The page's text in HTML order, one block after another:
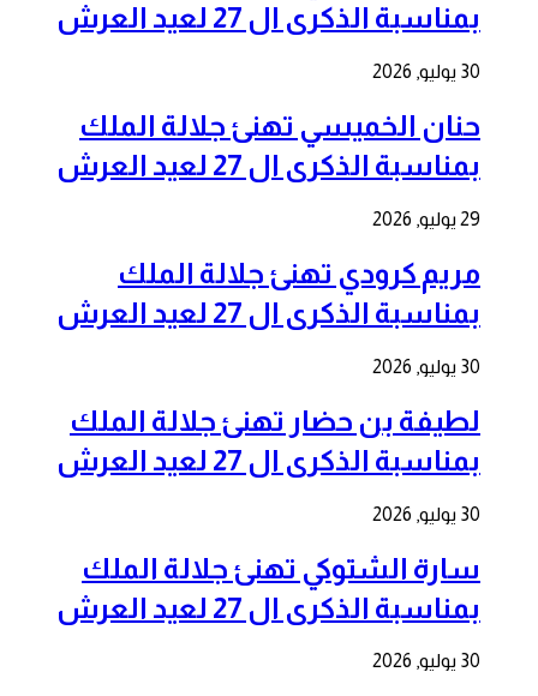
بمناسبة الذكرى ال 27 لعيد العرش
30 يوليو, 2026
حنان الخميسي تهنئ جلالة الملك
بمناسبة الذكرى ال 27 لعيد العرش
29 يوليو, 2026
مريم كرودي تهنئ جلالة الملك
بمناسبة الذكرى ال 27 لعيد العرش
30 يوليو, 2026
لطيفة بن حضار تهنئ جلالة الملك
بمناسبة الذكرى ال 27 لعيد العرش
30 يوليو, 2026
سارة الشتوكي تهنئ جلالة الملك
بمناسبة الذكرى ال 27 لعيد العرش
30 يوليو, 2026